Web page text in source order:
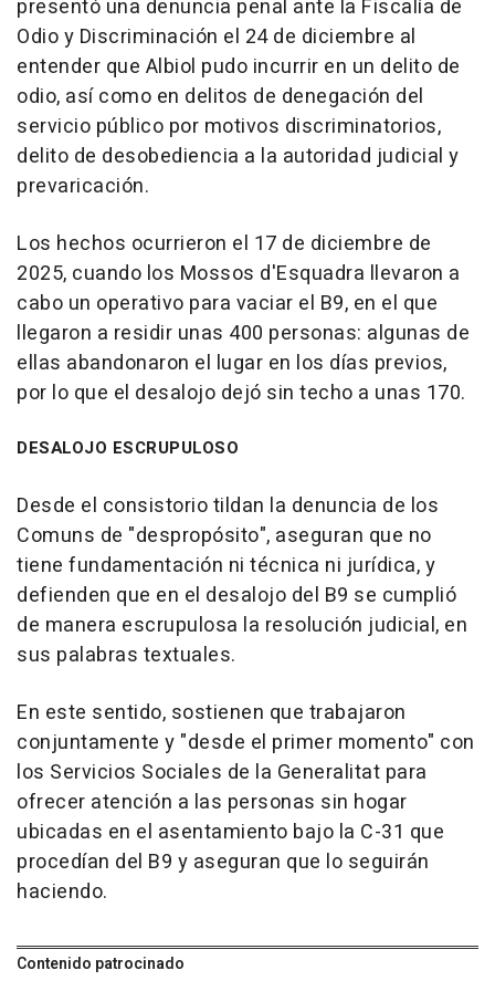
presentó una denuncia penal ante la Fiscalía de
Odio y Discriminación el 24 de diciembre al
entender que Albiol pudo incurrir en un delito de
odio, así como en delitos de denegación del
servicio público por motivos discriminatorios,
delito de desobediencia a la autoridad judicial y
prevaricación.
Los hechos ocurrieron el 17 de diciembre de
2025, cuando los Mossos d'Esquadra llevaron a
cabo un operativo para vaciar el B9, en el que
llegaron a residir unas 400 personas: algunas de
ellas abandonaron el lugar en los días previos,
por lo que el desalojo dejó sin techo a unas 170.
DESALOJO ESCRUPULOSO
Desde el consistorio tildan la denuncia de los
Comuns de "despropósito", aseguran que no
tiene fundamentación ni técnica ni jurídica, y
defienden que en el desalojo del B9 se cumplió
de manera escrupulosa la resolución judicial, en
sus palabras textuales.
En este sentido, sostienen que trabajaron
conjuntamente y "desde el primer momento" con
los Servicios Sociales de la Generalitat para
ofrecer atención a las personas sin hogar
ubicadas en el asentamiento bajo la C-31 que
procedían del B9 y aseguran que lo seguirán
haciendo.
Contenido patrocinado